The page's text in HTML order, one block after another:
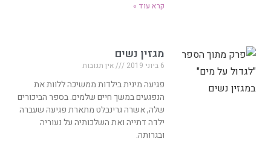
קרא עוד »
מגזין נשים
6 ביוני 2019 אין תגובות
פגיעה מינית בילדות ממשיכה ללוות את
הנפגעים במשך חיים שלמים. בספר הביכורים
שלה, אשרה גרינבלט מתארת פגיעה שעברה
ילדה דתייה ואת השלכותיה על נעוריה
ובגרותה.